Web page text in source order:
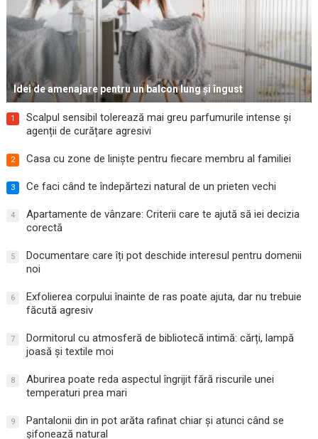
Idei de amenajare pentru un balcon lung și îngust
1
Scalpul sensibil tolerează mai greu parfumurile intense și
agenții de curățare agresivi
2 Casa cu zone de liniște pentru fiecare membru al familiei
3 Ce faci când te îndepărtezi natural de un prieten vechi
4
Apartamente de vânzare: Criterii care te ajută să iei decizia
corectă
5
Documentare care îți pot deschide interesul pentru domenii
noi
6
Exfolierea corpului înainte de ras poate ajuta, dar nu trebuie
făcută agresiv
7
Dormitorul cu atmosferă de bibliotecă intimă: cărți, lampă
joasă și textile moi
8
Aburirea poate reda aspectul îngrijit fără riscurile unei
temperaturi prea mari
9
Pantalonii din in pot arăta rafinat chiar și atunci când se
șifonează natural